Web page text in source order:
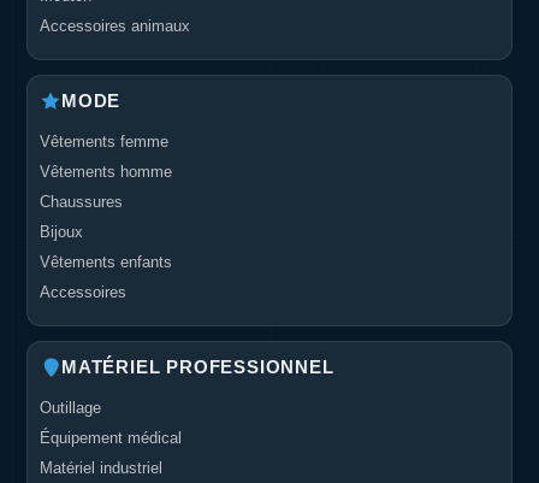
Accessoires animaux
MODE
Vêtements femme
Vêtements homme
Chaussures
Bijoux
Vêtements enfants
Accessoires
MATÉRIEL PROFESSIONNEL
Outillage
Équipement médical
Matériel industriel